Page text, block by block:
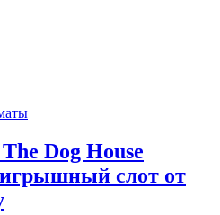
Dog House
слот от